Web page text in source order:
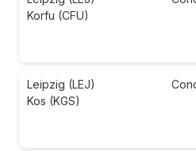
Korfu (CFU)
Leipzig (LEJ)
Kos (KGS)